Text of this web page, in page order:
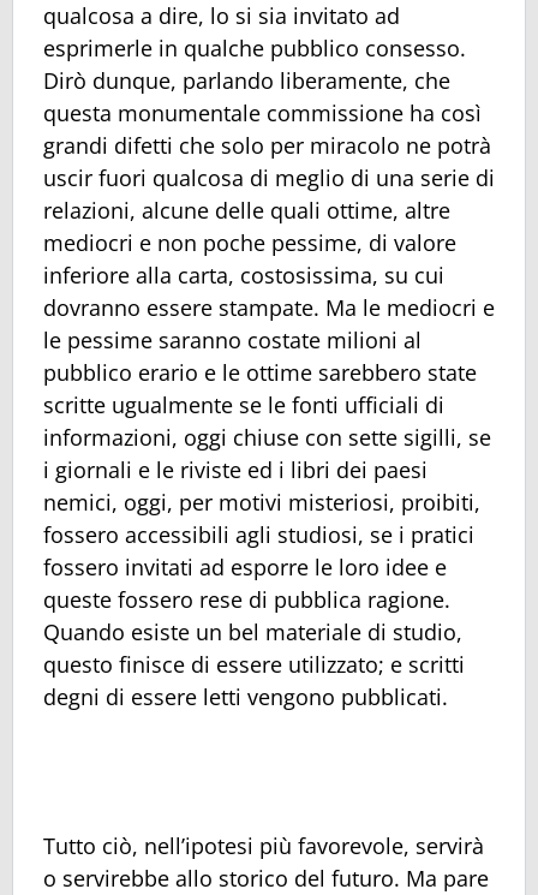
qualcosa a dire, lo si sia invitato ad
esprimerle in qualche pubblico consesso.
Dirò dunque, parlando liberamente, che
questa monumentale commissione ha così
grandi difetti che solo per miracolo ne potrà
uscir fuori qualcosa di meglio di una serie di
relazioni, alcune delle quali ottime, altre
mediocri e non poche pessime, di valore
inferiore alla carta, costosissima, su cui
dovranno essere stampate. Ma le mediocri e
le pessime saranno costate milioni al
pubblico erario e le ottime sarebbero state
scritte ugualmente se le fonti ufficiali di
informazioni, oggi chiuse con sette sigilli, se
i giornali e le riviste ed i libri dei paesi
nemici, oggi, per motivi misteriosi, proibiti,
fossero accessibili agli studiosi, se i pratici
fossero invitati ad esporre le loro idee e
queste fossero rese di pubblica ragione.
Quando esiste un bel materiale di studio,
questo finisce di essere utilizzato; e scritti
degni di essere letti vengono pubblicati.
Tutto ciò, nell’ipotesi più favorevole, servirà
o servirebbe allo storico del futuro. Ma pare